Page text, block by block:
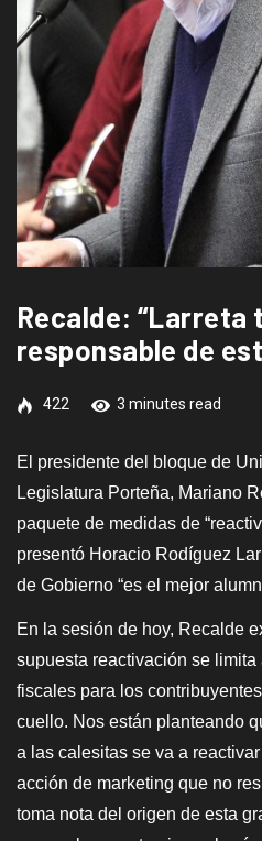
Recalde: “Larreta
responsable de
422 3 minutes read
El presidente del bloque de
Legislatura Porteña, Mariano
paquete de medidas de
presentó Horacio Rodíguez
de Gobierno “es el mejor
En la sesión de hoy, Recalde
supuesta reactivación se
fiscales para los
cuello. Nos están planteando
a las calesitas se va a
acción de marketing que no
toma nota del origen de esta